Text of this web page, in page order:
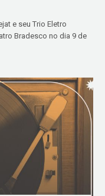
e seu Trio Eletro
Bradesco no dia 9 de